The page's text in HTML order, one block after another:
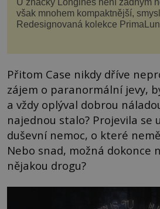
U značky Longines není žádným
však mnohem kompaktnější,
Redesignovaná kolekce
je značka Longines dnes a čím
Přitom Case nikdy dříve
zájem o paranormální jevy,
a vždy oplýval dobrou
najednou stalo? Projevila se
duševní nemoc, o které
Nebo snad, možná dokonce
nějakou drogu?